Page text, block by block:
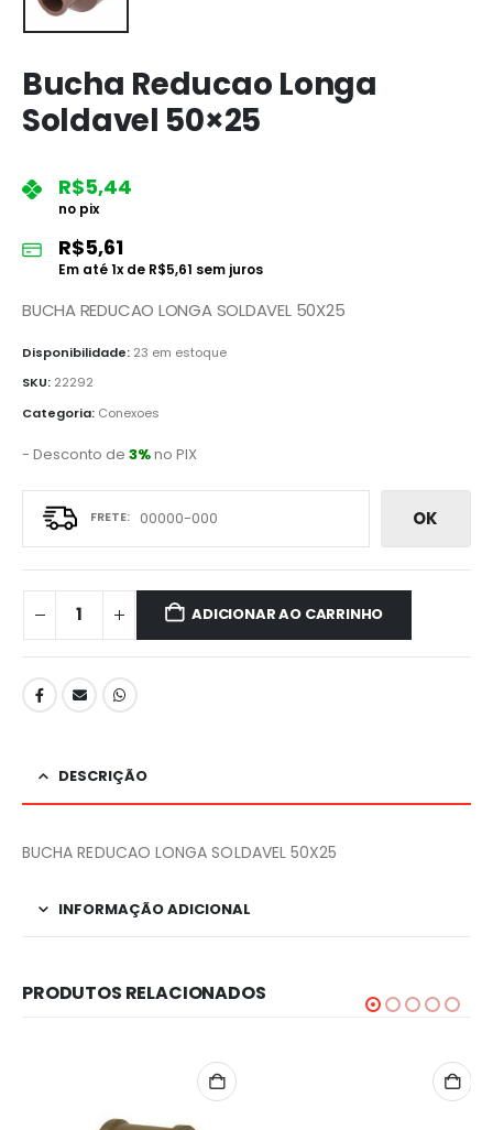
Bucha Reducao Longa
Soldavel 50×25
R$5,44
no pix
R$5,61
Em até1x de R$5,61 sem juros
BUCHA REDUCAO LONGA SOLDAVEL 50X25
Disponibilidade: 23 em estoque
SKU: 22292
Categoria: Conexoes
- Desconto de 3%no PIX
OK
ADICIONAR AO CARRINHO
DESCRIÇÃO
BUCHA REDUCAO LONGA SOLDAVEL 50X25
INFORMAÇÃO ADICIONAL
PRODUTOS RELACIONADOS